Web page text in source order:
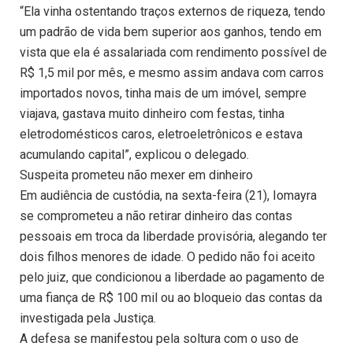
“Ela vinha ostentando traços externos de riqueza, tendo
um padrão de vida bem superior aos ganhos, tendo em
vista que ela é assalariada com rendimento possível de
R$ 1,5 mil por mês, e mesmo assim andava com carros
importados novos, tinha mais de um imóvel, sempre
viajava, gastava muito dinheiro com festas, tinha
eletrodomésticos caros, eletroeletrônicos e estava
acumulando capital”, explicou o delegado.
Suspeita prometeu não mexer em dinheiro
Em audiência de custódia, na sexta-feira (21), Iomayra
se comprometeu a não retirar dinheiro das contas
pessoais em troca da liberdade provisória, alegando ter
dois filhos menores de idade. O pedido não foi aceito
pelo juiz, que condicionou a liberdade ao pagamento de
uma fiança de R$ 100 mil ou ao bloqueio das contas da
investigada pela Justiça.
A defesa se manifestou pela soltura com o uso de